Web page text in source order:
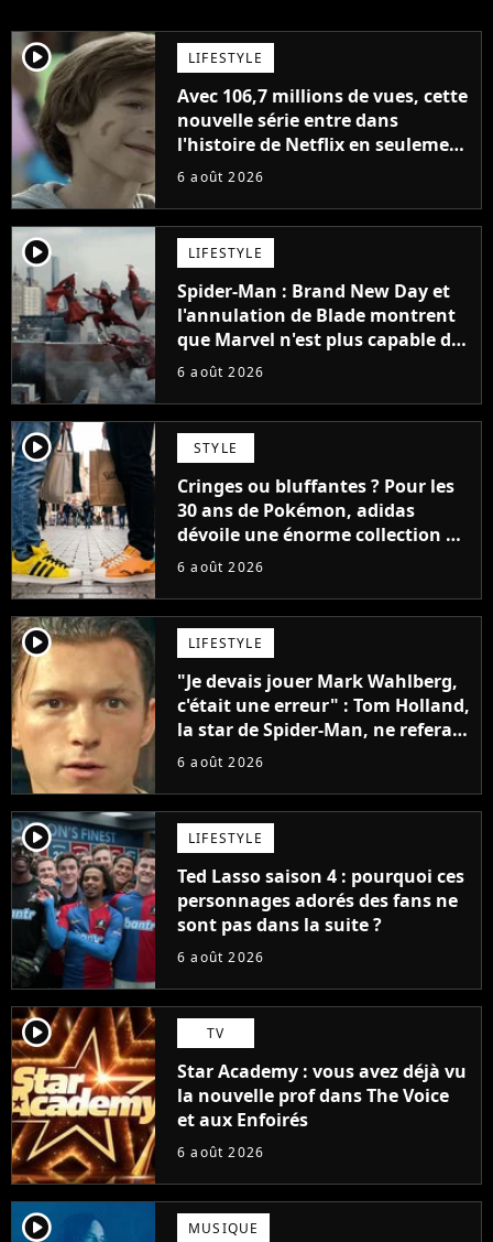
player2 LIFESTYLE
Avec 106,7 millions de vues, cette
nouvelle série entre dans
l'histoire de Netflix en seulement
48 jours
6 août 2026
player2 LIFESTYLE
Spider-Man : Brand New Day et
l'annulation de Blade montrent
que Marvel n'est plus capable de
faire quoi que ce soit de simple
6 août 2026
player2 STYLE
Cringes ou bluffantes ? Pour les
30 ans de Pokémon, adidas
dévoile une énorme collection de
sneakers et je ne sais pas quoi en
6 août 2026
player2 LIFESTYLE
"Je devais jouer Mark Wahlberg,
c'était une erreur" : Tom Holland,
la star de Spider-Man, ne referait
pas ce blockbuster
6 août 2026
player2 LIFESTYLE
Ted Lasso saison 4 : pourquoi ces
personnages adorés des fans ne
sont pas dans la suite ?
6 août 2026
player2 TV
Star Academy : vous avez déjà vu
la nouvelle prof dans The Voice
et aux Enfoirés
6 août 2026
player2 MUSIQUE